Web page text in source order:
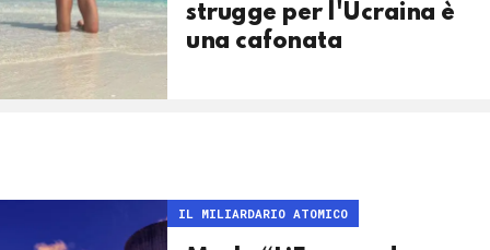
strugge per l'Ucraina è
una cafonata
IL MILIARDARIO ATOMICO